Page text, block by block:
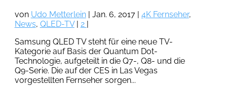
von Udo Metterlein| Jan. 6, 2017| 4K Fernseher,
News, QLED-TV| 2 |
Samsung QLED TV steht für eine neue TV-
Kategorie auf Basis der Quantum Dot-
Technologie, aufgeteilt in die Q7-, Q8- und die
Q9-Serie. Die auf der CES in Las Vegas
vorgestellten Fernseher sorgen...